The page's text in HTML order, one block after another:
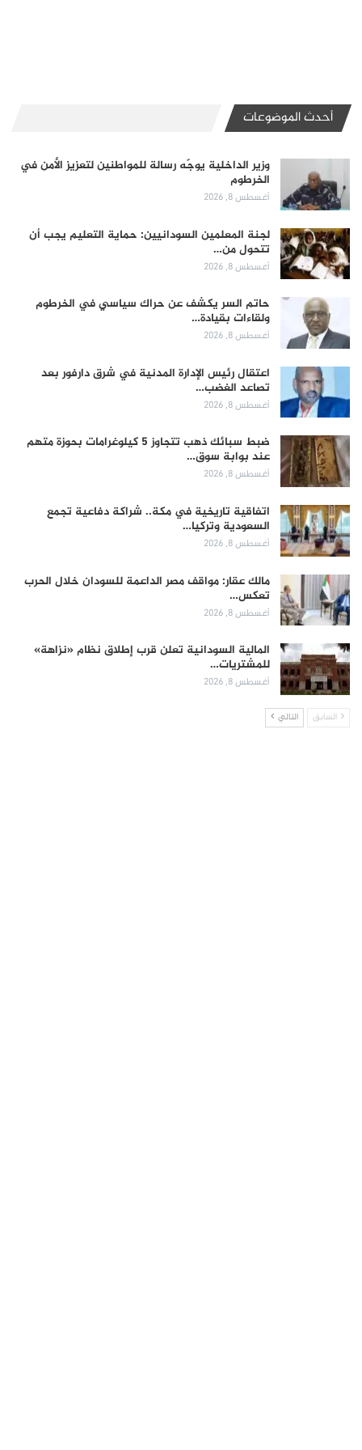
أحدث الموضوعات
وزير الداخلية يوجّه رسالة للمواطنين لتعزيز الأمن في
الخرطوم
أغسطس 8, 2026
لجنة المعلمين السودانيين: حماية التعليم يجب أن
تتحول من…
أغسطس 8, 2026
حاتم السر يكشف عن حراك سياسي في الخرطوم
ولقاءات بقيادة…
أغسطس 8, 2026
اعتقال رئيس الإدارة المدنية في شرق دارفور بعد
تصاعد الغضب…
أغسطس 8, 2026
ضبط سبائك ذهب تتجاوز 5 كيلوغرامات بحوزة متهم
عند بوابة سوق…
أغسطس 8, 2026
اتفاقية تاريخية في مكة.. شراكة دفاعية تجمع
السعودية وتركيا…
أغسطس 8, 2026
مالك عقار: مواقف مصر الداعمة للسودان خلال الحرب
تعكس…
أغسطس 8, 2026
المالية السودانية تعلن قرب إطلاق نظام «نزاهة»
للمشتريات…
أغسطس 8, 2026
السابق التالي